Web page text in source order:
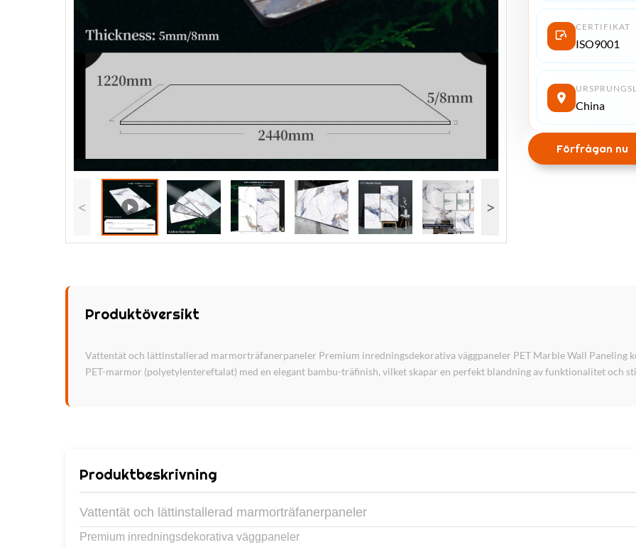
< >
CERTIFIKAT
ISO9001
China
Förfrågan nu
Produktöversikt
Vattentät och lättinstallerad marmorträfanerpaneler Premium inredningsdekorativa väggpaneler PET Marble Wall Paneling
PET-marmor (polyetylentereftalat) med en elegant bambu-träfinish, vilket skapar en perfekt blandning av funktionalitet och
Produktbeskrivning
Vattentät och lättinstallerad marmorträfanerpaneler
Premium inredningsdekorativa väggpaneler